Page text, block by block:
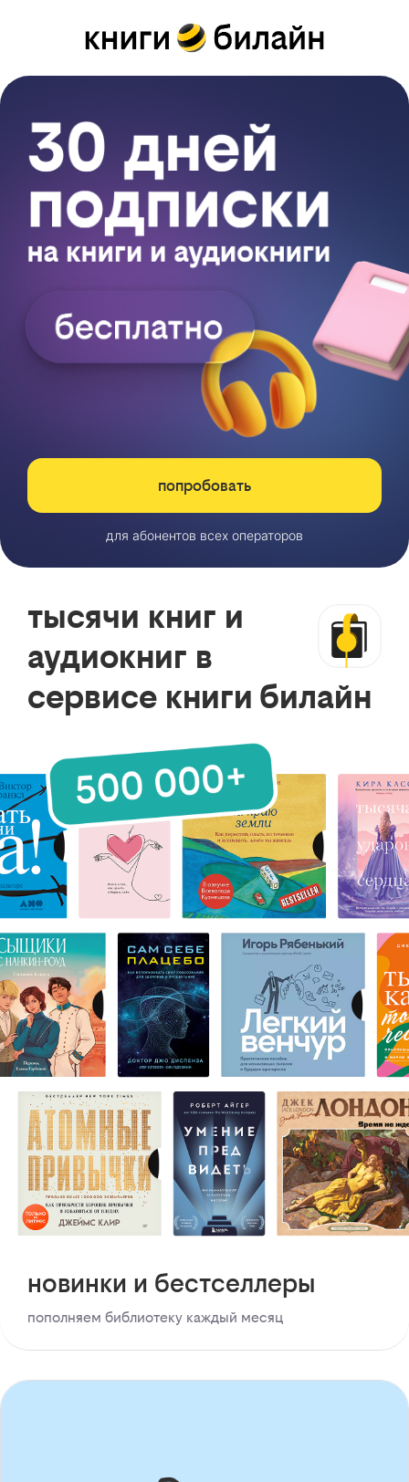
попробовать
для абонентов всех операторов
тысячи книг и
аудиокниг в
сервисе книги билайн
новинки и бестселлеры
пополняем библиотеку каждый месяц